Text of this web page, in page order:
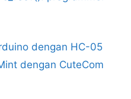
dengan HC-05
dengan CuteCom